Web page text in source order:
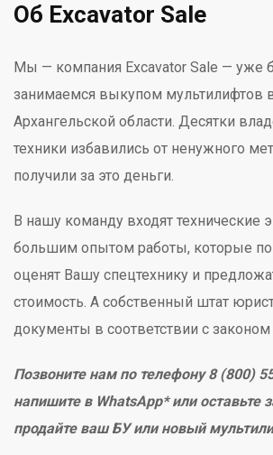
Об Excavator Sale
Мы — компания Excavator Sale — уже
занимаемся выкупом мультилифтов
Архангельской области. Десятки
техники избавились от ненужного
получили за это деньги.
В нашу команду входят технические
большим опытом работы, которые по
оценят Вашу спецтехнику и
стоимость. А собственный штат
документы в соответствии с
Позвоните нам по телефону 8 (800)
напишите в WhatsApp* или оставьте
продайте ваш БУ или новый